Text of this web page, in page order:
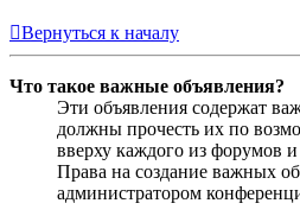
Вернуться к началу
Что такое важные объявления?
Эти объявления содержат
должны прочесть их по
вверху каждого из форумов
Права на создание важных
администратором